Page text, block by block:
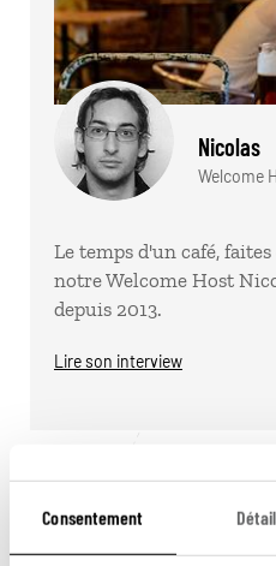
Consentement
Nicolas
Welcome
Le temps d'un café,
notre Welcome Host
depuis 2013.
Lire son interview
Pour